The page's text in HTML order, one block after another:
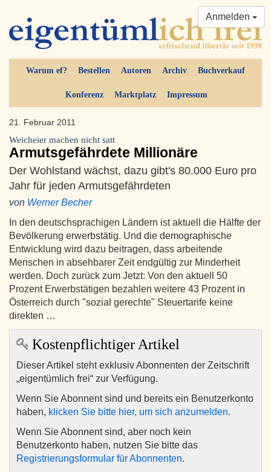
Warum ef? Bestellen Autoren Archiv Buchverkauf
Konferenz Marktplatz Impressum
Anmelden
21. Februar 2011
Weicheier machen nicht satt
Armutsgefährdete Millionäre
Der Wohlstand wächst, dazu gibt's 80.000 Euro pro
Jahr für jeden Armutsgefährdeten
von Werner Becher
In den deutschsprachigen Ländern ist aktuell die Hälfte der
Bevölkerung erwerbstätig. Und die demographische
Entwicklung wird dazu beitragen, dass arbeitende
Menschen in absehbarer Zeit endgültig zur Minderheit
werden. Doch zurück zum Jetzt: Von den aktuell 50
Prozent Erwerbstätigen bezahlen weitere 43 Prozent in
Österreich durch "sozial gerechte" Steuertarife keine
direkten …
Kostenpflichtiger Artikel
Dieser Artikel steht exklusiv Abonnenten der Zeitschrift
„eigentümlich frei“ zur Verfügung.
Wenn Sie Abonnent sind und bereits ein Benutzerkonto
haben, klicken Sie bitte hier, um sich anzumelden.
Wenn Sie Abonnent sind, aber noch kein
Benutzerkonto haben, nutzen Sie bitte das
Registrierungsformular für Abonnenten.